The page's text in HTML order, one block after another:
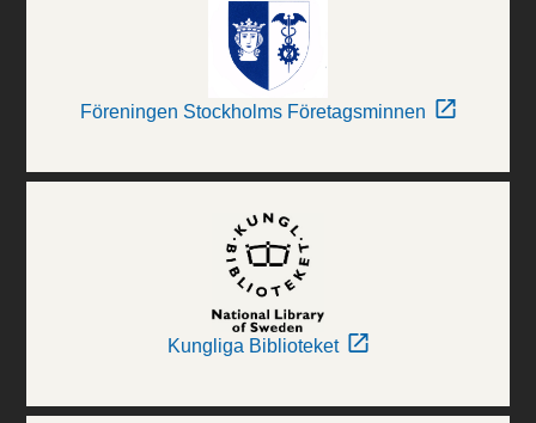
Föreningen Stockholms Företagsminnen
Kungliga Biblioteket